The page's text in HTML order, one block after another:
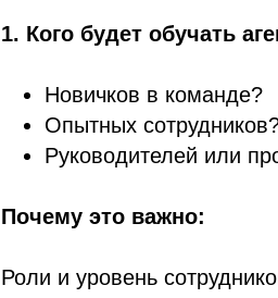
1. Кого будет обучать
Новичков в команде?
Опытных
Руководителей или
Почему это важно:
Роли и уровень